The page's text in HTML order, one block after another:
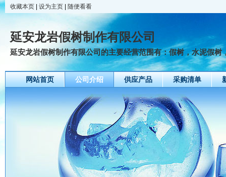
收藏本页 设为主页 随便看看
延安龙岩假树制作有限公司
延安龙岩假树制作有限公司的主要经营范围有：假树，水泥假树
网站首页 公司介绍 供应产品 采购清单